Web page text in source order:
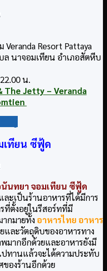
Veranda Resort Pattaya
นาจอมเทียน อำเภอสัตหีบ
น.
The Jetty – Veranda
เทียน ซีฟู้ด
นทยา จอมเทียน ซีฟู้ด
ละเป็นร้านอาหารที่ได้มีการ
ที่ตั้งอยู่ในรีสอร์ทที่มี
กมายทั้งอาหารไทย อาหาร
และวัตถุดิบของอาหารทาง
มากอีกด้วยและอาหารยังมี
ทานแล้วจะได้ความประทับ
ของร้านอีกด้วย